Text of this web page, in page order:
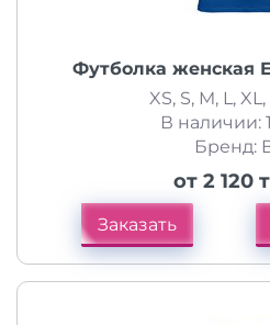
Футболка женская
XS, S, M, L,
В наличии:
Бренд:
от 2 120
Заказать